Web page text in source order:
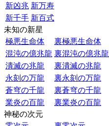
新凶兆 新万寿
新千手 新百式
未知の新星
極悪生命体
裏極悪生命体
混沌の億兆龍 裏混沌の億兆龍
潰滅の兆龍
裏潰滅の兆龍
永刻の万龍
裏永刻の万龍
蒼穹の千龍
裏蒼穹の千龍
業炎の百龍
裏業炎の百龍
神秘の次元